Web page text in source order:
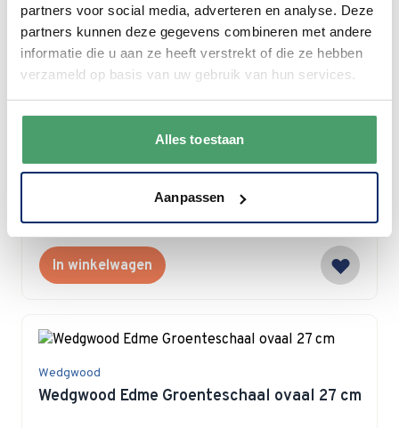
partners voor social media, adverteren en analyse. Deze
partners kunnen deze gegevens combineren met andere
informatie die u aan ze heeft verstrekt of die ze hebben
verzameld op basis van uw gebruik van hun services.
Alles toestaan
Aanpassen
In winkelwagen
Wedgwood Edme Beker 0.25 ltr
Op voorraad
In winkelwagen
Wedgwood
Wedgwood Edme Groenteschaal ovaal 27 cm